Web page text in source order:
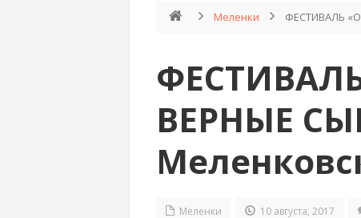
Меленки ФЕСТИВАЛЬ
ВЕРНЫЕ
Меленки 10 августа, 2017